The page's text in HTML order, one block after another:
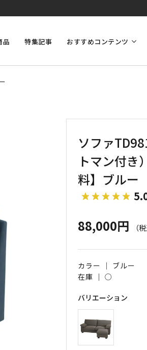
品 特集記事 おすすめコンテンツ
ソファ
トマン付き
料】ブルー
88,000円 （
カラー ｜ ブルー
在庫 ｜○
バリエーション